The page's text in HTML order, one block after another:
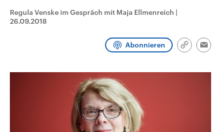
Wahl.
Audio-Archiv
Regula Venske im Gespräch mit Maja Ellmenreich |
26.09.2018
Abonnieren
Link